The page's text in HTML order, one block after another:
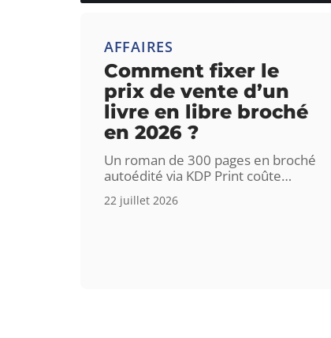
AFFAIRES
Comment fixer le
prix de vente d’un
livre en libre broché
en 2026 ?
Un roman de 300 pages en broché
autoédité via KDP Print coûte…
22 juillet 2026